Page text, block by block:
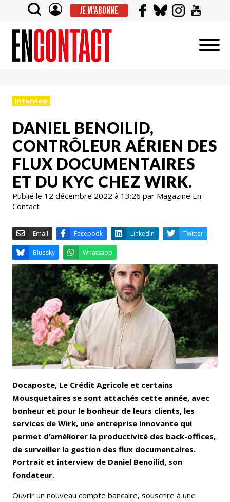
JE M'ABONNE
Interview
DANIEL BENOILID,
CONTRÔLEUR AÉRIEN DES
FLUX DOCUMENTAIRES
ET DU KYC CHEZ WIRK.
Publié le 12 décembre 2022 à 13:26 par Magazine En-
Contact
Email Facebook LinkedIn
Bluesky Whatsapp
Docaposte, Le Crédit Agricole et certains
Mousquetaires se sont attachés cette année, avec
bonheur et pour le bonheur de leurs clients, les
services de Wirk, une entreprise innovante qui
permet d’améliorer la productivité des back-offices,
de surveiller la gestion des flux documentaires.
Portrait et interview de Daniel Benoilid, son
fondateur.
Ouvrir un nouveau compte bancaire, souscrire à une